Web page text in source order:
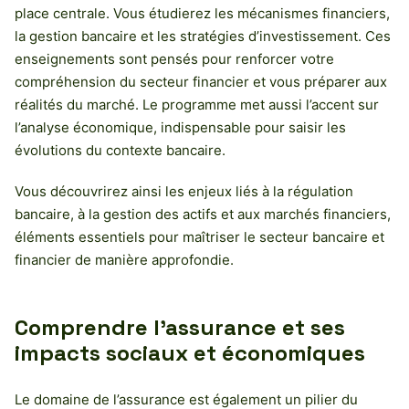
place centrale. Vous étudierez les mécanismes financiers,
la gestion bancaire et les stratégies d’investissement. Ces
enseignements sont pensés pour renforcer votre
compréhension du secteur financier et vous préparer aux
réalités du marché. Le programme met aussi l’accent sur
l’analyse économique, indispensable pour saisir les
évolutions du contexte bancaire.
Vous découvrirez ainsi les enjeux liés à la régulation
bancaire, à la gestion des actifs et aux marchés financiers,
éléments essentiels pour maîtriser le secteur bancaire et
financier de manière approfondie.
Comprendre l’assurance et ses
impacts sociaux et économiques
Le domaine de l’assurance est également un pilier du